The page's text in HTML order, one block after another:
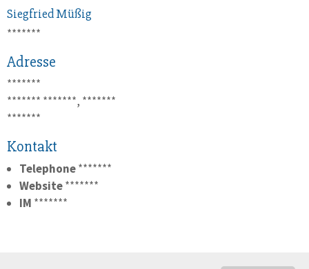
SiegfriedMüßig
*******
Adresse
*******
******* *******, *******
*******
Kontakt
Telephone*******
Website*******
IM *******